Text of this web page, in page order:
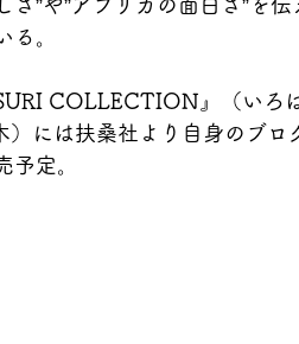
さ”や”アフリカの面白さ”を
る。
COLLECTION』（いろ
）には扶桑社より自身のブ
予定。